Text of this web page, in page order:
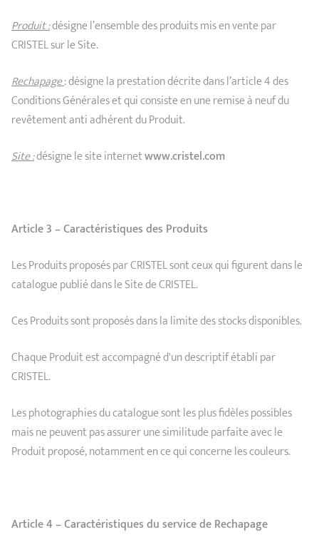
Produit :désigne l’ensemble des produits mis en vente par
CRISTEL sur le Site.
Rechapage: désigne la prestation décrite dans l’article 4 des
Conditions Générales et qui consiste en une remise à neuf du
revêtement anti adhérent du Produit.
Site :désigne le site internetwww.cristel.com
Article 3 – Caractéristiques des Produits
Les Produits proposés par CRISTEL sont ceux qui figurent dans le
catalogue publié dans le Site de CRISTEL.
Ces Produits sont proposés dans la limite des stocks disponibles.
Chaque Produit est accompagné d'un descriptif établi par
CRISTEL.
Les photographies du catalogue sont les plus fidèles possibles
mais ne peuvent pas assurer une similitude parfaite avec le
Produit proposé, notamment en ce qui concerne les couleurs.
Article 4 – Caractéristiques du service de Rechapage